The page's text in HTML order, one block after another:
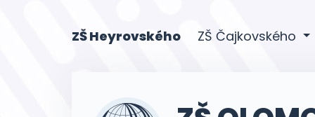
ZŠ Heyrovského(current)
ZŠ Čajkovského